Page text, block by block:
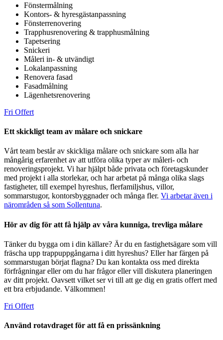
Fönstermålning
Kontors- & hyresgästanpassning
Fönsterrenovering
Trapphusrenovering & trapphusmålning
Tapetsering
Snickeri
Måleri in- & utvändigt
Lokalanpassning
Renovera fasad
Fasadmålning
Lägenhetsrenovering
Fri Offert
Ett skickligt team av målare och snickare
Vårt team består av skickliga målare och snickare som alla har
mångårig erfarenhet av att utföra olika typer av måleri- och
renoveringsprojekt. Vi har hjälpt både privata och företagskunder
med projekt i alla storlekar, och har arbetat på många olika slags
fastigheter, till exempel hyreshus, flerfamiljshus, villor,
sommarstugor, kontorsbyggnader och många fler. Vi arbetar även i
närområden så som Sollentuna.
Hör av dig för att få hjälp av våra kunniga, trevliga målare
Tänker du bygga om i din källare? Är du en fastighetsägare som vill
fräscha upp trappuppgångarna i ditt hyreshus? Eller har färgen på
sommarstugan börjat flagna? Du kan kontakta oss med direkta
förfrågningar eller om du har frågor eller vill diskutera planeringen
av ditt projekt. Oavsett vilket ser vi till att ge dig en gratis offert med
ett bra erbjudande. Välkommen!
Fri Offert
Använd rotavdraget för att få en prissänkning